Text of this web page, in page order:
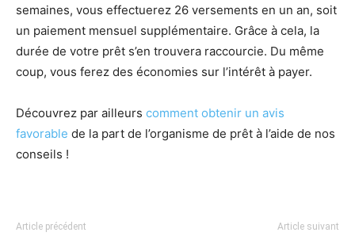
semaines, vous effectuerez 26 versements en un an, soit
un paiement mensuel supplémentaire. Grâce à cela, la
durée de votre prêt s’en trouvera raccourcie. Du même
coup, vous ferez des économies sur l’intérêt à payer.
Découvrez par ailleurs comment obtenir un avis
favorable de la part de l’organisme de prêt à l’aide de nos
conseils !
Article précédent Article suivant